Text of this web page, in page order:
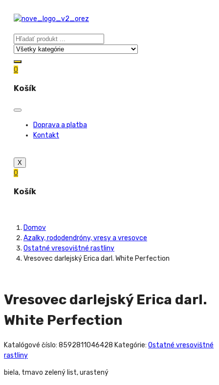
0
Košík
Doprava a platba
Kontakt
X
0
Košík
Domov
Azalky, rododendróny, vresy a vresovce
Ostatné vresovištné rastliny
Vresovec darlejský Erica darl. White Perfection
Vresovec darlejský Erica darl.
White Perfection
Katalógové číslo: 8592811046428 Kategórie: Ostatné vresovištné
rastliny
biela, tmavo zelený list, urastený